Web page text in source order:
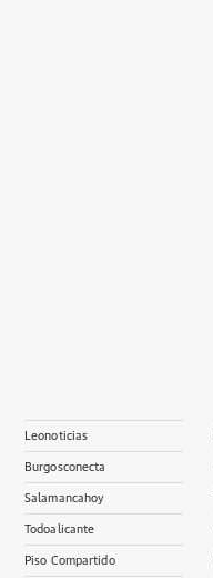
Leonoticias
Burgosconecta
Salamancahoy
Todoalicante
Piso Compartido